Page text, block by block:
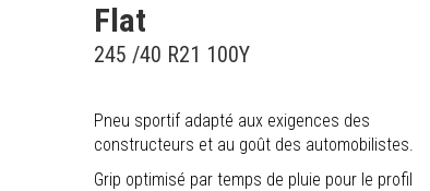
Flat
245 /40 R21 100Y
Pneu sportif adapté aux exigences des
constructeurs et au goût des automobilistes.
Grip optimisé par temps de pluie pour le profil